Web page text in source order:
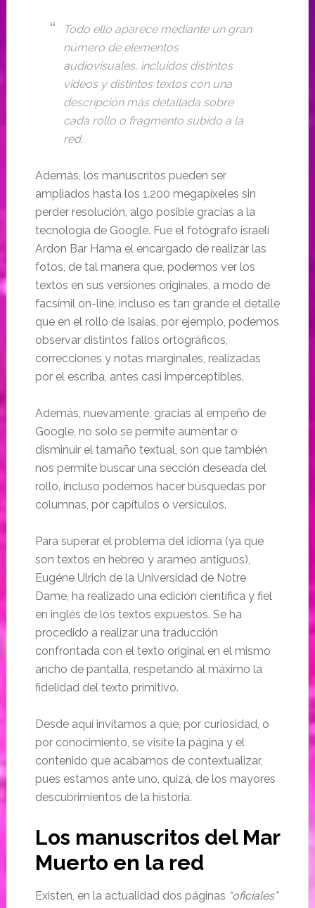
Todo ello aparece mediante un gran
número de elementos
audiovisuales, incluidos distintos
vídeos y distintos textos con una
descripción más detallada sobre
cada rollo o fragmento subido a la
red.
Además, los manuscritos pueden ser
ampliados hasta los 1.200 megapíxeles sin
perder resolución, algo posible gracias a la
tecnología de Google. Fue el fotógrafo israelí
Ardon Bar Hama el encargado de realizar las
fotos, de tal manera que, podemos ver los
textos en sus versiones originales, a modo de
facsímil on-line, incluso es tan grande el detalle
que en el rollo de Isaias, por ejemplo, podemos
observar distintos fallos ortográficos,
correcciones y notas marginales, realizadas
por el escriba, antes casi imperceptibles.
Además, nuevamente, gracias al empeño de
Google, no solo se permite aumentar o
disminuir el tamaño textual, son que también
nos permite buscar una sección deseada del
rollo, incluso podemos hacer búsquedas por
columnas, por capítulos o versículos.
Para superar el problema del idioma (ya que
son textos en hebreo y arameo antiguos),
Eugéne Ulrich de la Universidad de Notre
Dame, ha realizado una edición científica y fiel
en inglés de los textos expuestos. Se ha
procedido a realizar una traducción
confrontada con el texto original en el mismo
ancho de pantalla, respetando al máximo la
fidelidad del texto primitivo.
Desde aquí invitamos a que, por curiosidad, o
por conocimiento, se visite la página y el
contenido que acabamos de contextualizar,
pues estamos ante uno, quizá, de los mayores
descubrimientos de la historia.
Los manuscritos del Mar
Muerto en la red
Existen, en la actualidad dos páginas “oficiales”